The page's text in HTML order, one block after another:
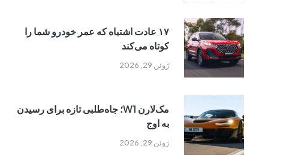
ژوئن 29, 2026
۱۷ عادت اشتباه که عمر خودرو شما را
کوتاه می‌کند
ژوئن 29, 2026
مک‌لارن W1؛ جاه‌طلبی تازه برای رسیدن
به اوج